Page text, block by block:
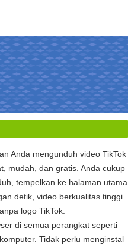
Anda mengunduh video TikTok
mudah, dan gratis. Anda cukup
tempelkan ke halaman utama
detik, video berkualitas tinggi
logo TikTok.
di semua perangkat seperti
Tidak perlu menginstal